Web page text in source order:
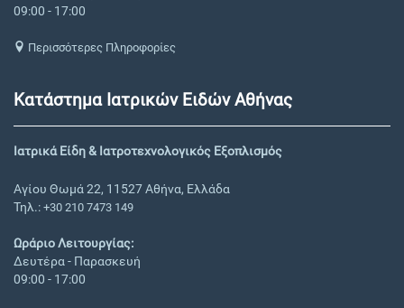
09:00 - 17:00
Περισσότερες Πληροφορίες
Κατάστημα Ιατρικών Ειδών Αθήνας
Ιατρικά Είδη & Ιατροτεχνολογικός Εξοπλισμός
Αγίου Θωμά 22, 11527 Αθήνα, Ελλάδα
Τηλ.: +30 210 7473 149
Ωράριο Λειτουργίας:
Δευτέρα - Παρασκευή
09:00 - 17:00